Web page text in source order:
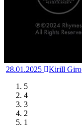
28.01.2025
Kirill Giro
5
4
3
2
1